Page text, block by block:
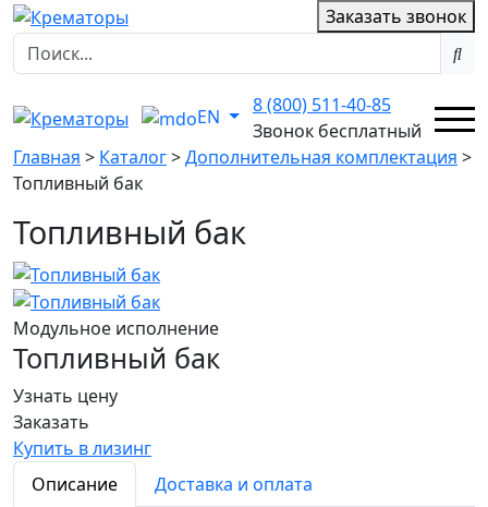
Заказать звонок
EN
8 (800) 511-40-85
Звонок бесплатный
Главная > Каталог>Дополнительная комплектация >
Топливный бак
Топливный бак
Модульное исполнение
Топливный бак
Узнать цену
Заказать
Купить в лизинг
Описание
Доставка и оплата